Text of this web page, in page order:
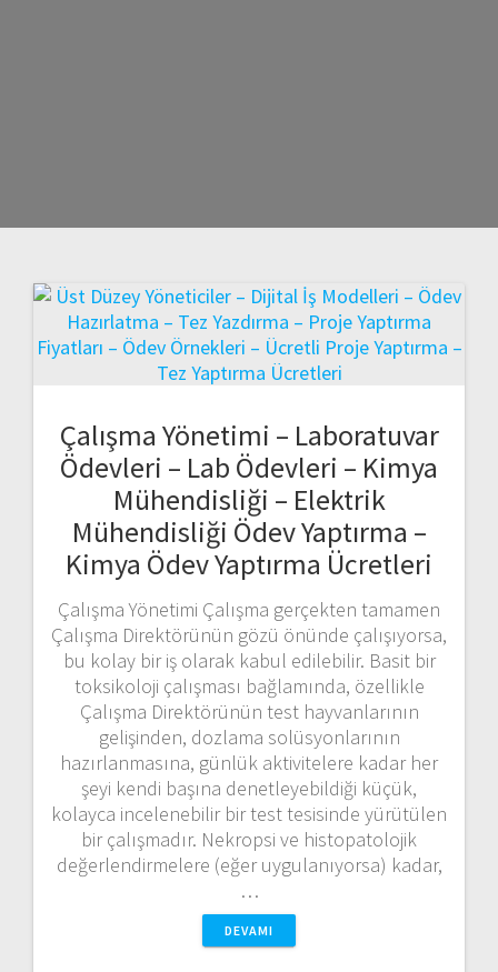
Çalışma Yönetimi – Laboratuvar
Ödevleri – Lab Ödevleri – Kimya
Mühendisliği – Elektrik
Mühendisliği Ödev Yaptırma –
Kimya Ödev Yaptırma Ücretleri
Çalışma Yönetimi Çalışma gerçekten tamamen
Çalışma Direktörünün gözü önünde çalışıyorsa,
bu kolay bir iş olarak kabul edilebilir. Basit bir
toksikoloji çalışması bağlamında, özellikle
Çalışma Direktörünün test hayvanlarının
gelişinden, dozlama solüsyonlarının
hazırlanmasına, günlük aktivitelere kadar her
şeyi kendi başına denetleyebildiği küçük,
kolayca incelenebilir bir test tesisinde yürütülen
bir çalışmadır. Nekropsi ve histopatolojik
değerlendirmelere (eğer uygulanıyorsa) kadar,
…
DEVAMI